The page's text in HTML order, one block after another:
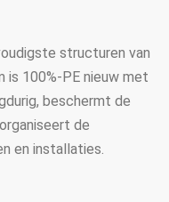
structuren van
is 100%-PE nieuw met
beschermt de
de
en installaties.